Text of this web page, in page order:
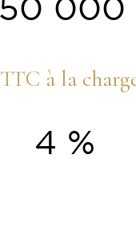
000
à la
4 %